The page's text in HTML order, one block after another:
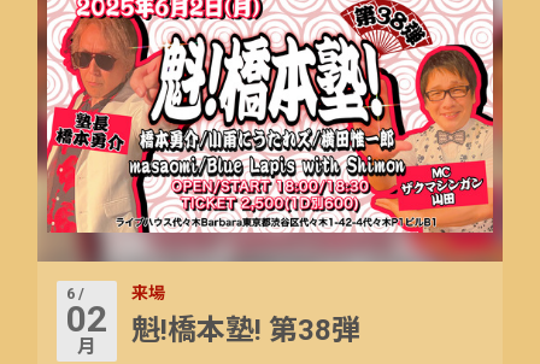
6 /
02
月
来場
魁!橋本塾! 第38弾